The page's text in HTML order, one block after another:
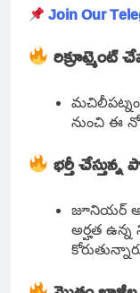
Join Our
రిక్రూట్మెంట్
మచిలీపట్నం
నుంచి ఈ
భర్తీ చేస్తున్న
జూనియర్
అర్హత ఉన్న